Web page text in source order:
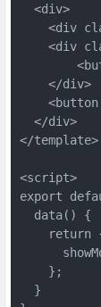
  <div>
<div
<div
    </div>
<button
  </div>
</template>
<script>
export
  data() {
return
    };
  }